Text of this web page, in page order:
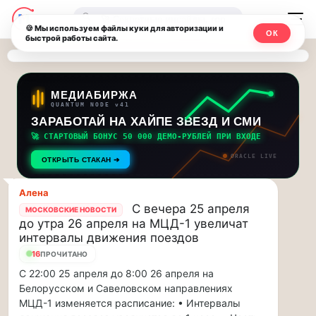
Последние
новости
и
обновления
потока:
Друзья,
приглашаем
на
музыкальную
прогулку
по
Москве
Чайковского!…
приглашаем
на
музыкальную
Москвичи.net
—
Главный
столичный
чат-
мессенджер,
новости
и
инсайды
Москвы
🔍
МЕДИАБИРЖА
QUANTUM NODE v41
ЗАРАБОТАЙ НА ХАЙПЕ ЗВЕЗД И СМИ
🚀 СТАРТОВЫЙ БОНУС 50 000 ДЕМО-РУБЛЕЙ ПРИ ВХОДЕ
ОТКРЫТЬ СТАКАН ➔ ORACLE LIVE
Алена
МОСКОВСКИЕ НОВОСТИ
С вечера 25 апреля
до утра 26 апреля на МЦД-1 увеличат
интервалы движения поездов
16ПРОЧИТАНО
С 22:00 25 апреля до 8:00 26 апреля на
Белорусском и Савеловском направлениях
МЦД-1 изменяется расписание: • Интервалы
🍪 Мы используем файлы куки для авторизации и
быстрой работы сайта.
ОК